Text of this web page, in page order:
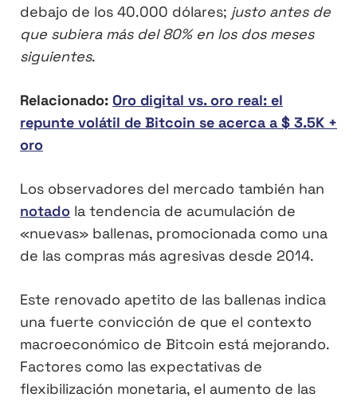
debajo de los 40.000 dólares; justo antes de
que subiera más del 80% en los dos meses
siguientes.
Relacionado: Oro digital vs. oro real: el
repunte volátil de Bitcoin se acerca a $ 3.5K +
oro
Los observadores del mercado también han
notado la tendencia de acumulación de
«nuevas» ballenas, promocionada como una
de las compras más agresivas desde 2014.
Este renovado apetito de las ballenas indica
una fuerte convicción de que el contexto
macroeconómico de Bitcoin está mejorando.
Factores como las expectativas de
flexibilización monetaria, el aumento de las